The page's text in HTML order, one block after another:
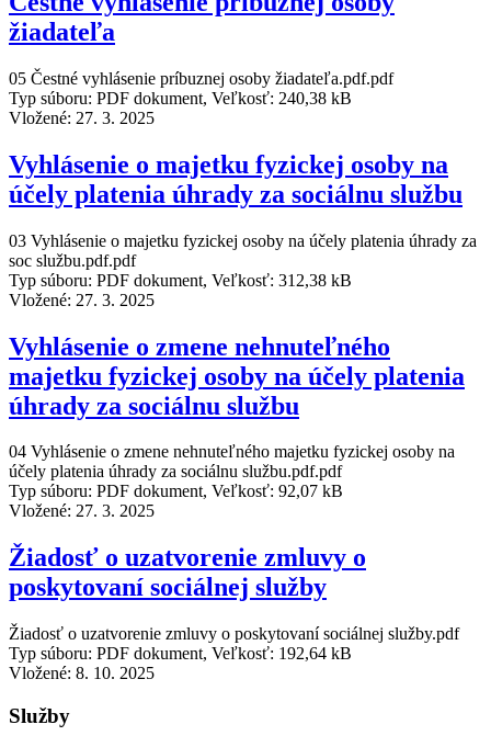
žiadateľa
05 Čestné vyhlásenie príbuznej osoby žiadateľa.pdf.pdf
Typ súboru: PDF dokument, Veľkosť: 240,38 kB
Vložené: 27. 3. 2025
Vyhlásenie o majetku fyzickej osoby na
účely platenia úhrady za sociálnu službu
03 Vyhlásenie o majetku fyzickej osoby na účely platenia úhrady za
soc službu.pdf.pdf
Typ súboru: PDF dokument, Veľkosť: 312,38 kB
Vložené: 27. 3. 2025
Vyhlásenie o zmene nehnuteľného
majetku fyzickej osoby na účely platenia
úhrady za sociálnu službu
04 Vyhlásenie o zmene nehnuteľného majetku fyzickej osoby na
účely platenia úhrady za sociálnu službu.pdf.pdf
Typ súboru: PDF dokument, Veľkosť: 92,07 kB
Vložené: 27. 3. 2025
Žiadosť o uzatvorenie zmluvy o
poskytovaní sociálnej služby
Žiadosť o uzatvorenie zmluvy o poskytovaní sociálnej služby.pdf
Typ súboru: PDF dokument, Veľkosť: 192,64 kB
Vložené: 8. 10. 2025
Služby